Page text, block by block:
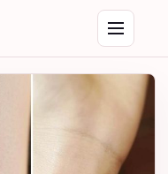
Abrir menu